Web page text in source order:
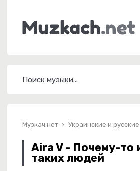
Музкач.нет Украинские и
Aira V - Почему-то
таких людей